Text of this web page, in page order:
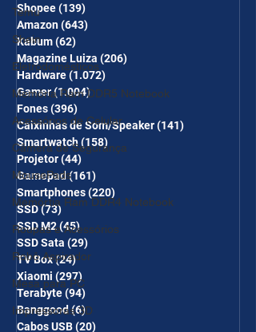
Temu
Shein
Eletrodomésticos
Memória Ram DDR5 Notebook
Acessórios de Celular
Câmera de Segurança
MousePads
Memórtia Ram DDR4 Notebook
Roupas e Acessórios
Robô Aspirador
Mesa para PC
Impressoras 3D
Shopee(139)
Amazon(643)
Kabum(62)
Magazine Luiza (206)
Hardware(1.072)
Gamer(1.004)1.004 posts
Fones(396)
Caixinhas de Som/Speaker(141)
Smartwatch(158)
Projetor(44)
Gamepad(161)
Smartphones(220)
SSD(73) 73 posts
SSD M2(45)45 posts
SSD Sata (29)
TV Box(24)24 posts
Xiaomi (297)297 posts
Terabyte(94)
Banggood(6)6 posts
Cabos USB(20)